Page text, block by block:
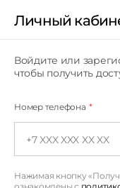
Личный
Войдите или
чтобы получить
Номер телефона *
Нажимая кнопку